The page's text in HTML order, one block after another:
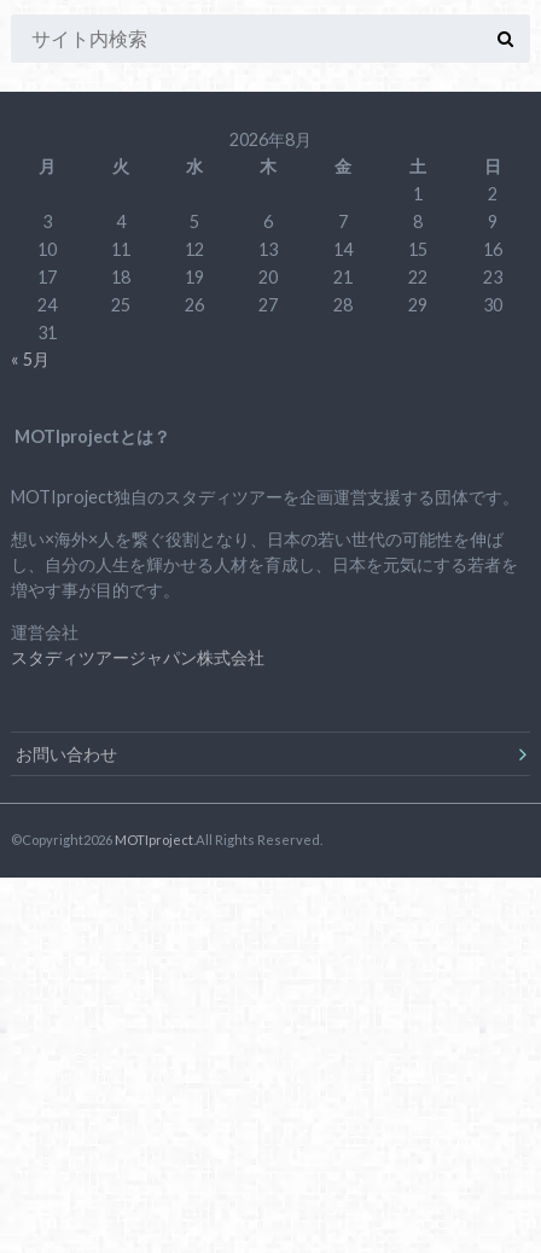
2026年8月
月
火 水 木 金 土
日
1
2
3
4 5 6 7 8
9
10
11 12 13 14 15
16
17
18 19 20 21 22
23
24
25 26 27 28 29
30
31
« 5月
MOTIprojectとは？
MOTIproject独自のスタディツアーを企画運営支援する団体です。
想い×海外×人を繋ぐ役割となり、日本の若い世代の可能性を伸ば
し、自分の人生を輝かせる人材を育成し、日本を元気にする若者を
増やす事が目的です。
運営会社
スタディツアージャパン株式会社
お問い合わせ
©Copyright2026 MOTIproject.All Rights Reserved.